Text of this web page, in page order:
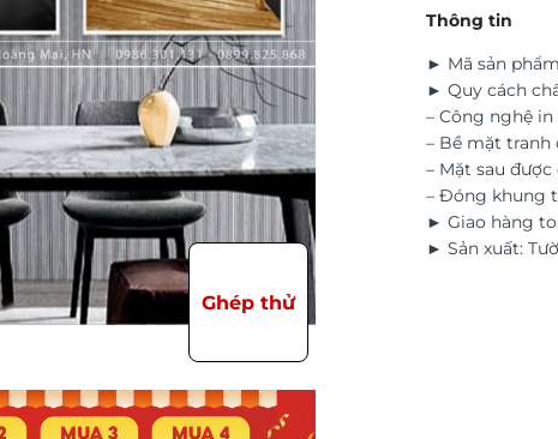
Ghép thử
Thông tin
► Mã sản
► Quy cách
– Công nghệ
– Bề mặt tranh
– Mặt sau
– Đóng khung
► Giao hàng
► Sản xuất: